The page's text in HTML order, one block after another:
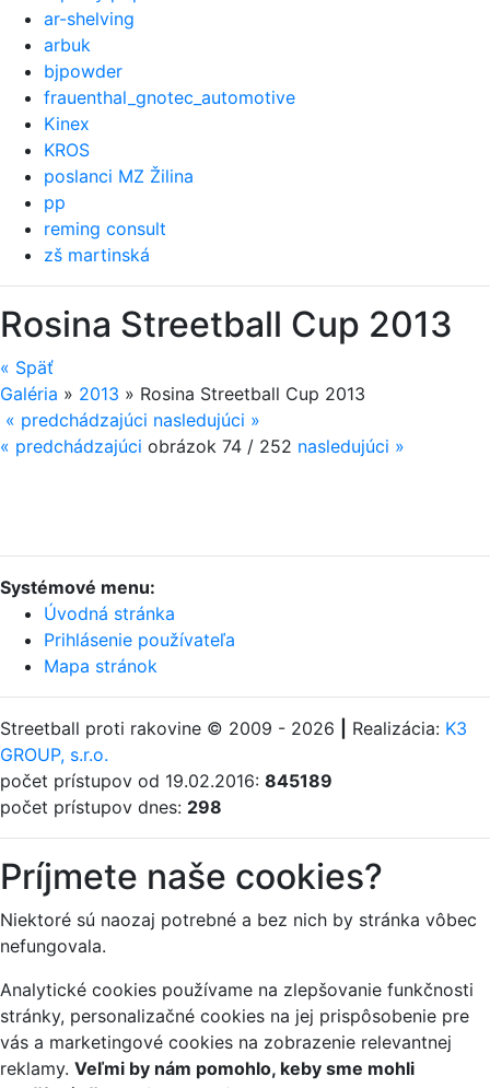
ar-shelving
arbuk
bjpowder
frauenthal_gnotec_automotive
Kinex
KROS
poslanci MZ Žilina
pp
reming consult
zš martinská
Rosina Streetball Cup 2013
« Späť
Galéria » 2013 » Rosina Streetball Cup 2013
« predchádzajúci nasledujúci »
« predchádzajúci obrázok 74 / 252 nasledujúci »
Systémové menu:
Úvodná stránka
Prihlásenie používateľa
Mapa stránok
Streetball proti rakovine © 2009 - 2026 Realizácia: K3
GROUP, s.r.o.
počet prístupov od 19.02.2016: 845189
počet prístupov dnes: 298
Príjmete naše cookies?
Niektoré sú naozaj potrebné a bez nich by stránka vôbec
nefungovala.
Analytické cookies používame na zlepšovanie funkčnosti
stránky, personalizačné cookies na jej prispôsobenie pre
vás a marketingové cookies na zobrazenie relevantnej
reklamy. Veľmi by nám pomohlo, keby sme mohli